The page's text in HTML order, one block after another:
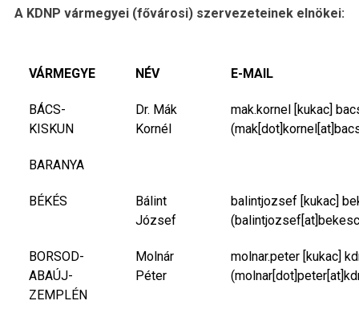
A KDNP vármegyei (fővárosi) szervezeteinek elnökei:
VÁRMEGYE NÉV E-MAIL
BÁCS-
KISKUN
Dr. Mák
Kornél
mak.kornel [kukac]
BARANYA
BÉKÉS
Bálint
József
balintjozsef [kukac]
BORSOD-
ABAÚJ-
ZEMPLÉN
Molnár
Péter
molnar.peter [kukac]